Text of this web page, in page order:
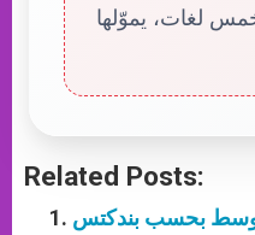
لغات، يموّلها
Related Posts:
بحسب بندكتس